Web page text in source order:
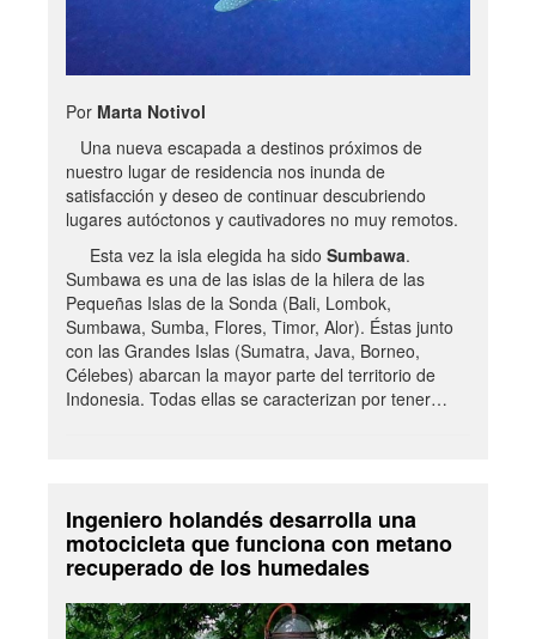
Por Marta Notivol
Una nueva escapada a destinos próximos de
nuestro lugar de residencia nos inunda de
satisfacción y deseo de continuar descubriendo
lugares autóctonos y cautivadores no muy remotos.
Esta vez la isla elegida ha sido Sumbawa.
Sumbawa es una de las islas de la hilera de las
Pequeñas Islas de la Sonda (Bali, Lombok,
Sumbawa, Sumba, Flores, Timor, Alor). Éstas junto
con las Grandes Islas (Sumatra, Java, Borneo,
Célebes) abarcan la mayor parte del territorio de
Indonesia. Todas ellas se caracterizan por tener…
Ingeniero holandés desarrolla una
motocicleta que funciona con metano
recuperado de los humedales